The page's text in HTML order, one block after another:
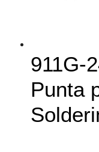
911G-
Punta